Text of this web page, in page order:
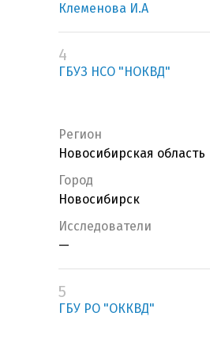
Клеменова И.А
4
ГБУЗ НСО "НОКВД"
Регион
Новосибирская область
Город
Новосибирск
Исследователи
—
5
ГБУ РО "ОККВД"